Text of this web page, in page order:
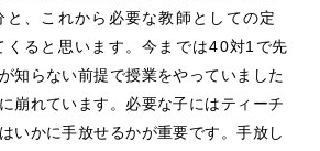
と、これから必要な教師としての定
くると思います。今までは40対1で先
知らない前提で授業をやっていました
崩れています。必要な子にはティーチ
いかに手放せるかが重要です。手放し